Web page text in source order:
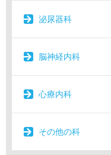
泌尿器科
脳神経内科
心療内科
その他の科